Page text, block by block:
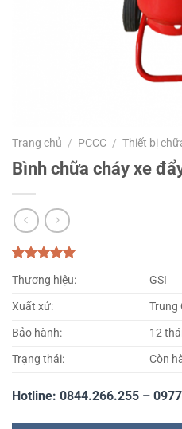
Trang chủ / PCCC / Thiết bị
Bình chữa cháy xe
dựa trên
Thương hiệu:
GSI
Xuất xứ:
Trung
Bảo hành:
12
Trạng thái:
Còn
Hotline: 0844.266.255 –